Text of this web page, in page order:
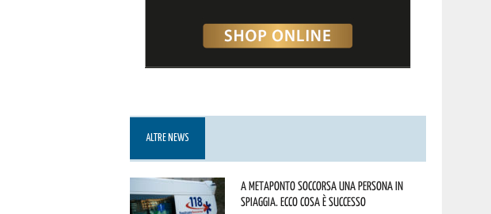
ALTRE NEWS
A Metaponto soccorsa una persona in
spiaggia. Ecco cosa è successo